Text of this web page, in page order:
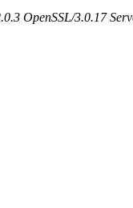
OpenSSL/3.0.17